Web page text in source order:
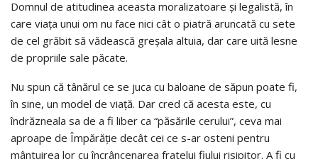
Domnul de atitudinea aceasta moralizatoare şi legalistă, în
care viaţa unui om nu face nici cât o piatră aruncată cu sete
de cel grăbit să vădească greşala altuia, dar care uită lesne
de propriile sale păcate.
Nu spun că tânărul ce se juca cu baloane de săpun poate fi,
în sine, un model de viaţă. Dar cred că acesta este, cu
îndrăzneala sa de a fi liber ca “păsările cerului”, ceva mai
aproape de Împărăţie decât cei ce s-ar osteni pentru
mântuirea lor cu încrâncenarea fratelui fiului risipitor. A fi cu